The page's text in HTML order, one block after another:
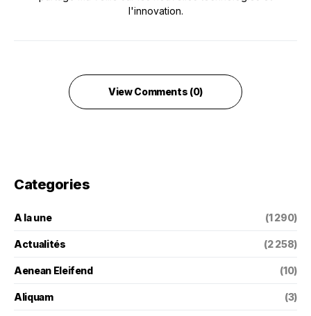
l'innovation.
View Comments (0)
Categories
A la une (1 290)
Actualités (2 258)
Aenean Eleifend (10)
Aliquam (3)